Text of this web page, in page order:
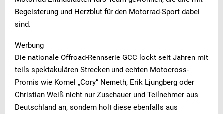
Begeisterung und Herzblut für den Motorrad-Sport dabei
sind.
Werbung
Die nationale Offroad-Rennserie GCC lockt seit Jahren mit
teils spektakulären Strecken und echten Motocross-
Promis wie Kornel „Cory“ Nemeth, Erik Ljungberg oder
Christian Weiß nicht nur Zuschauer und Teilnehmer aus
Deutschland an, sondern holt diese ebenfalls aus